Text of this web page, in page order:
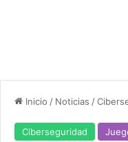
Inicio / Noticias /
Ciberseguridad